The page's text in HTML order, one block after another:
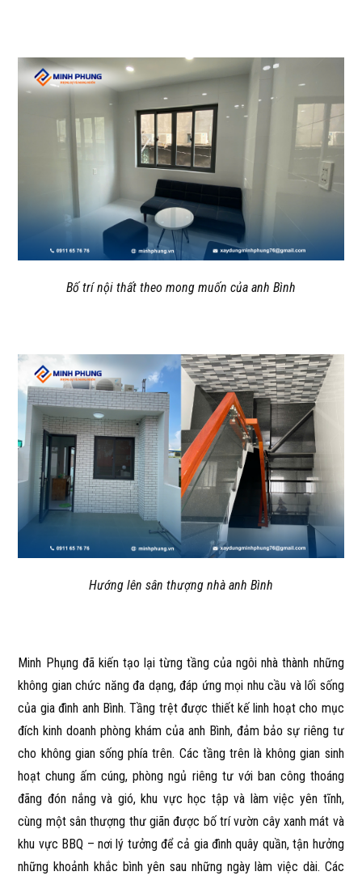
Bố trí nội thất theo mong muốn của anh Bình
Hướng lên sân thượng nhà anh Bình
Minh Phụng đã kiến tạo lại từng tầng của ngôi nhà thành những
không gian chức năng đa dạng, đáp ứng mọi nhu cầu và lối sống
của gia đình anh Bình. Tầng trệt được thiết kế linh hoạt cho mục
đích kinh doanh phòng khám của anh Bình, đảm bảo sự riêng tư
cho không gian sống phía trên. Các tầng trên là không gian sinh
hoạt chung ấm cúng, phòng ngủ riêng tư với ban công thoáng
đãng đón nắng và gió, khu vực học tập và làm việc yên tĩnh,
cùng một sân thượng thư giãn được bố trí vườn cây xanh mát và
khu vực BBQ – nơi lý tưởng để cả gia đình quây quần, tận hưởng
những khoảnh khắc bình yên sau những ngày làm việc dài. Các